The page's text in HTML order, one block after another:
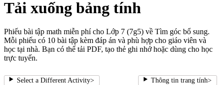
Tải xuống bảng tính
Phiếu bài tập math miễn phí cho Lớp 7 (7g5) về Tìm góc bổ sung.
Mỗi phiếu có 10 bài tập kèm đáp án và phù hợp cho giáo viên và
học tại nhà. Bạn có thể tải PDF, tạo thẻ ghi nhớ hoặc dùng cho học
trực tuyến.
Select a Different Activity> Thông tin trang tính>